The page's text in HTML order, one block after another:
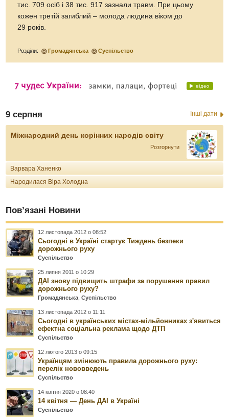
тис. 709 осіб і 38 тис. 917 зазнали травм. При цьому
кожен третій загиблий – молода людина віком до
29 років.
Розділи: Громадянська Суспільство
9 серпня Інші дати
Міжнародний день корінних народів світу
Розгорнути
Варвара Ханенко
Народилася Віра Холодна
Пов’язані Новини
12 листопада 2012 о 08:52
Сьогодні в Україні стартує Тиждень безпеки
дорожнього руху
Суспільство
25 липня 2011 о 10:29
ДАІ знову підвищить штрафи за порушення правил
дорожнього руху?
Громадянська ,Суспільство
13 листопада 2012 о 11:11
Сьогодні в українських містах-мільйонниках з'явиться
ефектна соціальна реклама щодо ДТП
Суспільство
12 лютого 2013 о 09:15
Українцям змінюють правила дорожнього руху:
перелік нововведень
Суспільство
14 квітня 2020 о 08:40
14 квітня — День ДАІ в Україні
Суспільство